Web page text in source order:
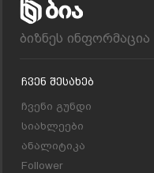
ბიზნეს ინფორმაცია
Ჩვენ Შესახებ
ჩვენი გუნდი
სიახლეები
ანალიტიკა
Follower